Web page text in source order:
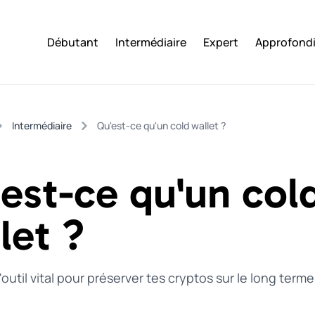
Débutant Intermédiaire Expert
Intermédiaire Qu'est-ce qu'un cold wallet ?
ce qu'un
?
vital pour préserver tes cryptos sur le long